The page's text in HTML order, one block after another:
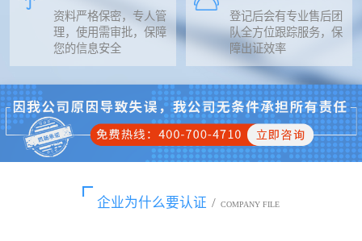
资料严格保密，专人管
理，使用需审批，保障
您的信息安全
登记后会有专业售后团
队全方位跟踪服务，保
障出证效率
企业为什么要认证 / COMPANY FILE